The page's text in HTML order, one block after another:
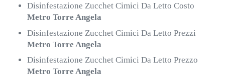
Disinfestazione Zucchet Cimici Da Letto Costo
Metro Torre Angela
Disinfestazione Zucchet Cimici Da Letto Prezzi
Metro Torre Angela
Disinfestazione Zucchet Cimici Da Letto Prezzo
Metro Torre Angela